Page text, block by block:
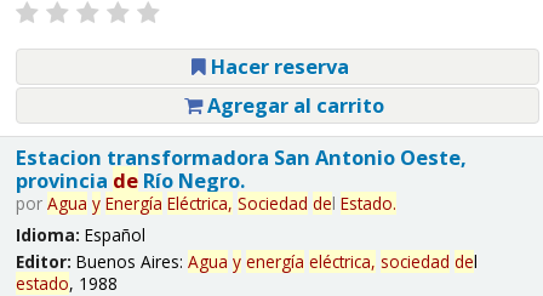
Hacer reserva
Agregar al carrito
Estacion transformadora San Antonio Oeste,
provincia deRío Negro.
por Agua y Energía Eléctrica, Sociedad del Estado.
Idioma: Español
Editor: Buenos Aires: Agua y energía eléctrica, sociedad del
estado, 1988